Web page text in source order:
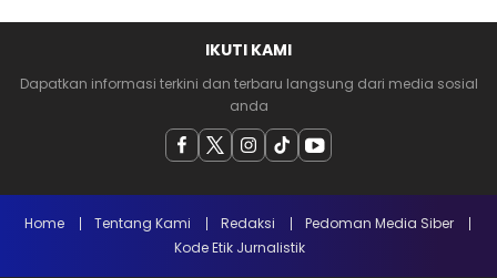
IKUTI KAMI
Dapatkan informasi terkini dan terbaru langsung dari media sosial
anda
Home Tentang Kami Redaksi
Pedoman Media Siber
Kode Etik Jurnalistik